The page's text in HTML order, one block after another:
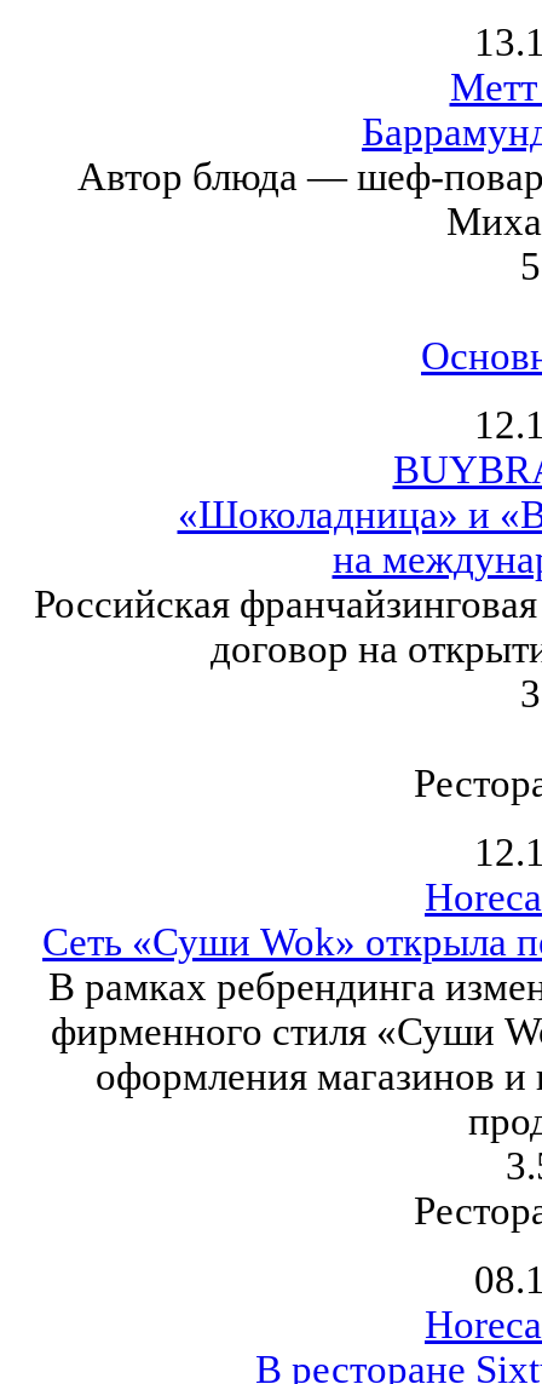
Автор блюда — шеф-
«Шоколадница» и
на
Российская
договор на
Сеть «Суши Wok» открыла
В рамках ребрендинга
фирменного стиля «Суши
оформления магазинов и
В ресторане